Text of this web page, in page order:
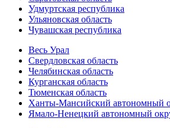
Удмуртская республика
Ульяновская область
Чувашская республика
Весь Урал
Свердловская область
Челябинская область
Курганская область
Тюменская область
Ханты-Мансийский автономный
Ямало-Ненецкий автономный